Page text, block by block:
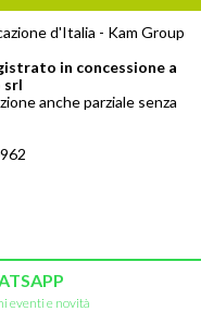
eventi e novità
d'Italia - Kam Group
in concessione a
srl
anche parziale senza